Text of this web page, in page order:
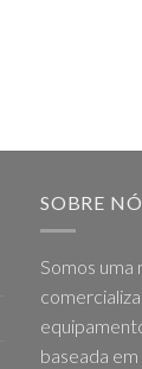
SOBRE
Somos uma
baseada